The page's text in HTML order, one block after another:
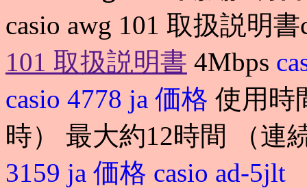
casio awg 101 取扱説明
101 取扱説明書 4Mbps
casio 4778 ja 価格 使用時
時） 最大約12時間 （連
3159 ja 価格 casio ad-5jlt